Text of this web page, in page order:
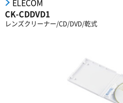
ELECOM
CK-CDDVD1
レンズクリーナー/CD/DVD/乾式